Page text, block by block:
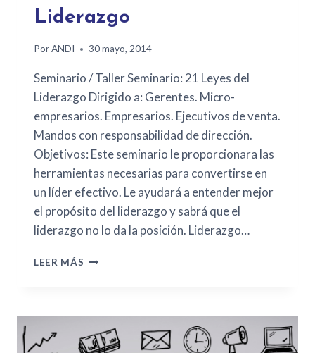
Liderazgo
PorANDI 30 mayo, 2014
Seminario / Taller Seminario: 21 Leyes del
Liderazgo Dirigido a: Gerentes. Micro-
empresarios. Empresarios. Ejecutivos de venta.
Mandos con responsabilidad de dirección.
Objetivos: Este seminario le proporcionara las
herramientas necesarias para convertirse en
un líder efectivo. Le ayudará a entender mejor
el propósito del liderazgo y sabrá que el
liderazgo no lo da la posición. Liderazgo…
LEER MÁS